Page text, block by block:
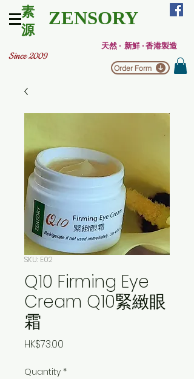
ZENSORY
天然 ‧ 新鮮 ‧ 香港製造
Since 2009
素
源
Order Form
SKU: E02
Q10 Firming Eye
Cream Q10緊緻眼
霜
HK$73.00
Quantity *